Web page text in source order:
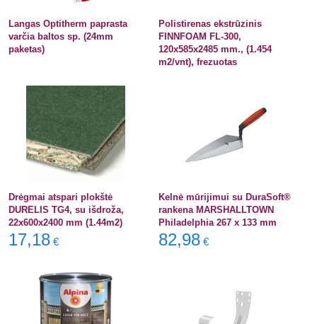
Langas Optitherm paprasta
varčia baltos sp. (24mm
paketas)
Polistirenas ekstrūzinis
FINNFOAM FL-300,
120x585x2485 mm., (1.454
m2/vnt), frezuotas
Drėgmai atspari plokštė
DURELIS TG4, su išdroža,
22x600x2400 mm (1.44m2)
17,18 €
Kelnė mūrijimui su DuraSoft®
rankena MARSHALLTOWN
Philadelphia 267 x 133 mm
82,98 €